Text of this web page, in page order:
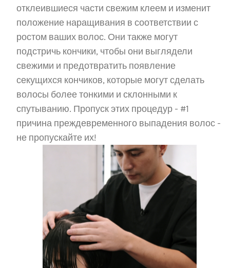
отклеившиеся части свежим клеем и изменит
положение наращивания в соответствии с
ростом ваших волос. Они также могут
подстричь кончики, чтобы они выглядели
свежими и предотвратить появление
секущихся кончиков, которые могут сделать
волосы более тонкими и склонными к
спутыванию. Пропуск этих процедур - #1
причина преждевременного выпадения волос -
не пропускайте их!